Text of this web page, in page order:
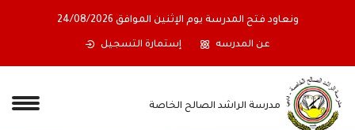
ونعاود فتح المدرسة يوم الإثنين الموافق 24/08/2026
مدرسة الراشد الصالح الخاصة